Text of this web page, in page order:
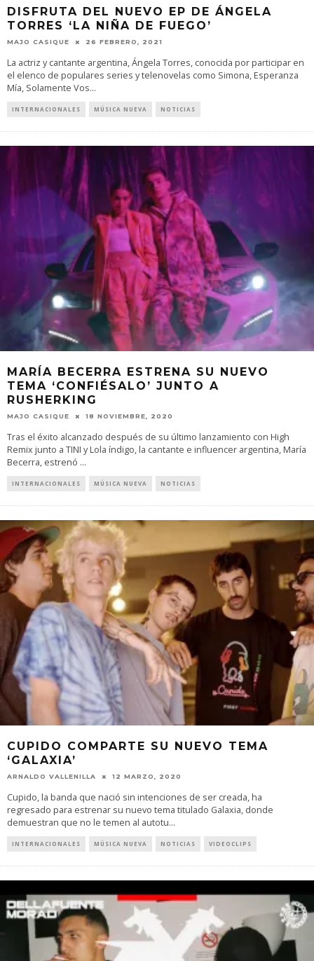
DISFRUTA DEL NUEVO EP DE ÁNGELA
TORRES ‘LA NIÑA DE FUEGO’
MAJO CASIQUE 26 FEBRERO, 2021
La actriz y cantante argentina, Ángela Torres, conocida por participar en
el elenco de populares series y telenovelas como Simona, Esperanza
Mía, Solamente Vos...
INTERNACIONALES MÚSICA NUEVA NOTICIAS
MARÍA BECERRA ESTRENA SU NUEVO
TEMA ‘CONFIÉSALO’ JUNTO A
RUSHERKING
MAJO CASIQUE 18 NOVIEMBRE, 2020
Tras el éxito alcanzado después de su último lanzamiento con High
Remix junto a TINI y Lola índigo, la cantante e influencer argentina, María
Becerra, estrenó ...
INTERNACIONALES MÚSICA NUEVA NOTICIAS
CUPIDO COMPARTE SU NUEVO TEMA
‘GALAXIA’
ARNALDO VALLENILLA 12 MARZO, 2020
Cupido, la banda que nació sin intenciones de ser creada, ha
regresado para estrenar su nuevo tema titulado Galaxia, donde
demuestran que no le temen al autotu...
INTERNACIONALES MÚSICA NUEVA NOTICIAS VIDEOCLIPS